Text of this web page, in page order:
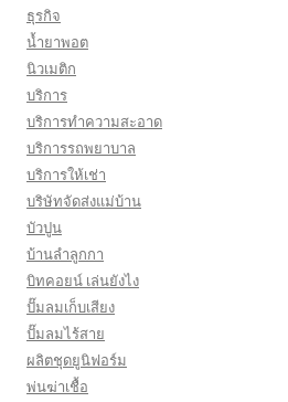
ธุรกิจ
น้ำยาพอต
นิวเมติก
บริการ
บริการทำความสะอาด
บริการรถพยาบาล
บริการให้เช่า
บริษัทจัดส่งแม่บ้าน
บัวปูน
บ้านลำลูกกา
บิทคอยน์ เล่นยังไง
ปั๊มลมเก็บเสียง
ปั๊มลมไร้สาย
ผลิตชุดยูนิฟอร์ม
พ่นฆ่าเชื้อ